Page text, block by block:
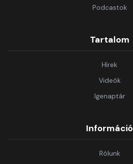
Podcastok
Tartalom
Hírek
Videók
Igenaptár
Információ
Rólunk